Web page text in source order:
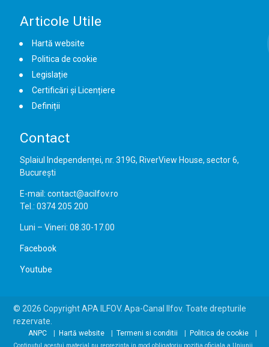
Articole Utile
Hartă website
Politica de cookie
Legislație
Certificări și Licențiere
Definiții
Contact
Splaiul Independenței, nr. 319G, RiverView House, sector 6,
București
E-mail: contact@acilfov.ro
Tel.: 0374 205 200
Luni – Vineri: 08.30-17.00
Facebook
Youtube
© 2026 Copyright APA ILFOV. Apa-Canal Ilfov. Toate drepturile
rezervate.
ANPC Hartă website Termeni si conditii Politica de cookie
Continutul acestui material nu reprezinta in mod obligatoriu pozitia oficiala a Uniunii